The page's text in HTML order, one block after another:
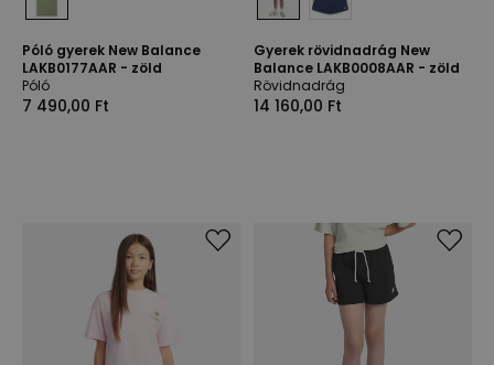
Póló gyerek New Balance
LAKB0177AAR - zöld
Póló
7 490,00 Ft
Gyerek rövidnadrág New
Balance LAKB0008AAR - zöld
Rövidnadrág
14 160,00 Ft